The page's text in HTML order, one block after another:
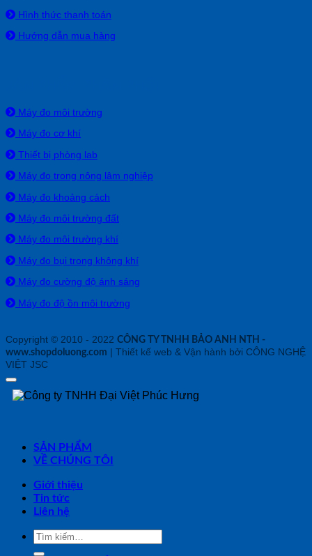
Hình thức thanh toán
Hướng dẫn mua hàng
Máy đo môi trường
Máy đo cơ khí
Thiết bị phòng lab
Máy đo trong nông lâm nghiệp
Máy đo khoảng cách
Máy đo môi trường đất
Máy đo môi trường khí
Máy đo bụi trong không khí
Máy đo cường độ ánh sáng
Máy đo độ ồn môi trường
Copyright © 2010 - 2022 CÔNG TY TNHH BẢO ANH NTH -
www.shopdoluong.com | Thiết kế web & Vận hành bởi CÔNG NGHỆ
VIỆT JSC
SẢN PHẨM
VỀ CHÚNG TÔI
Giới thiệu
Tin tức
Liên hệ
Tìm
kiếm: